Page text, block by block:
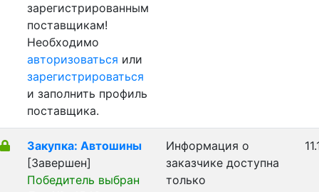
зарегистрированным
поставщикам!
Необходимо
авторизоваться или
зарегистрироваться
и заполнить профиль
поставщика.
Закупка: Автошины
[Завершен]
Победитель выбран
Информация о
заказчике доступна
только